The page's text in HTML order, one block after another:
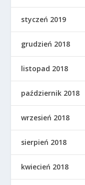
styczeń 2019
grudzień 2018
listopad 2018
październik 2018
wrzesień 2018
sierpień 2018
kwiecień 2018